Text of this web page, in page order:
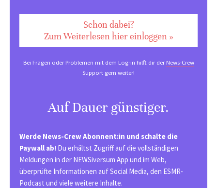
Schon dabei?
Zum Weiterlesen hier einloggen »
Bei Fragen oder Problemen mit dem Log-in hilft dir derNews-Crew
Support gern weiter!
Auf Dauer günstiger.
Werde News-Crew Abonnent:in und schalte die
Paywall ab! Du erhältst Zugriff auf die vollständigen
Meldungen in der NEWSiversum App und im Web,
überprüfte Informationen auf Social Media, den ESMR-
Podcast und viele weitere Inhalte.